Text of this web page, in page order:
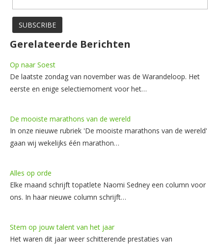
Gerelateerde Berichten
Op naar Soest
De laatste zondag van november was de Warandeloop. Het
eerste en enige selectiemoment voor het…
De mooiste marathons van de wereld
In onze nieuwe rubriek 'De mooiste marathons van de wereld'
gaan wij wekelijks één marathon…
Alles op orde
Elke maand schrijft topatlete Naomi Sedney een column voor
ons. In haar nieuwe column schrijft…
Stem op jouw talent van het jaar
Het waren dit jaar weer schitterende prestaties van